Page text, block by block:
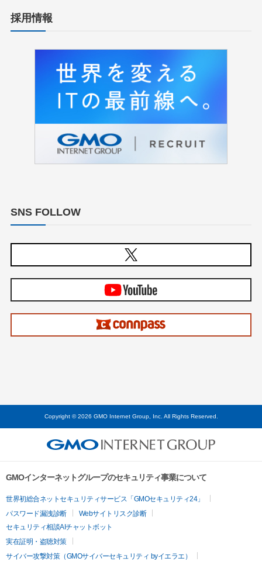
採用情報
SNS FOLLOW
Copyright © 2026 GMO Internet Group, Inc. All Rights Reserved.
GMOインターネットグループのセキュリティ事業について
世界初総合ネットセキュリティサービス「GMOセキュリティ24」
パスワード漏洩診断
Webサイトリスク診断
セキュリティ相談AIチャットボット
実在証明・盗聴対策
サイバー攻撃対策（GMOサイバーセキュリティ byイエラエ）